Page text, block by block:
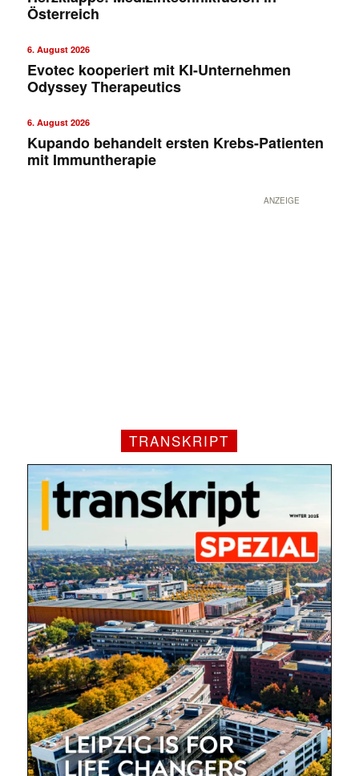
Mit dem |transkript-Newsletter
jede Woche aktuell informiert.
E-
Mail
(erforderlich)
Österreich
6. August 2026
Evotec kooperiert mit KI-Unternehmen
Odyssey Therapeutics
6. August 2026
Kupando behandelt ersten Krebs-Patienten
mit Immuntherapie
ANZEIGE
TRANSKRIPT